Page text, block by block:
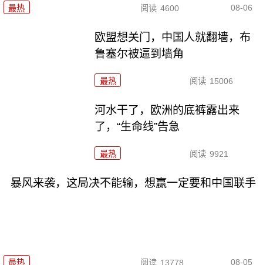
最热 阅读 4600 08-06
欧盟想关门，中国人就翻墙，布
鲁塞尔被逼到墙角
最热 阅读 15006
河水干了，欧洲的底裤露出来
了，“生命线”告急
最热 阅读 9921
暴风来袭，这局决不能输，想赢一定要和中国联手
最热 阅读 13778 08-05